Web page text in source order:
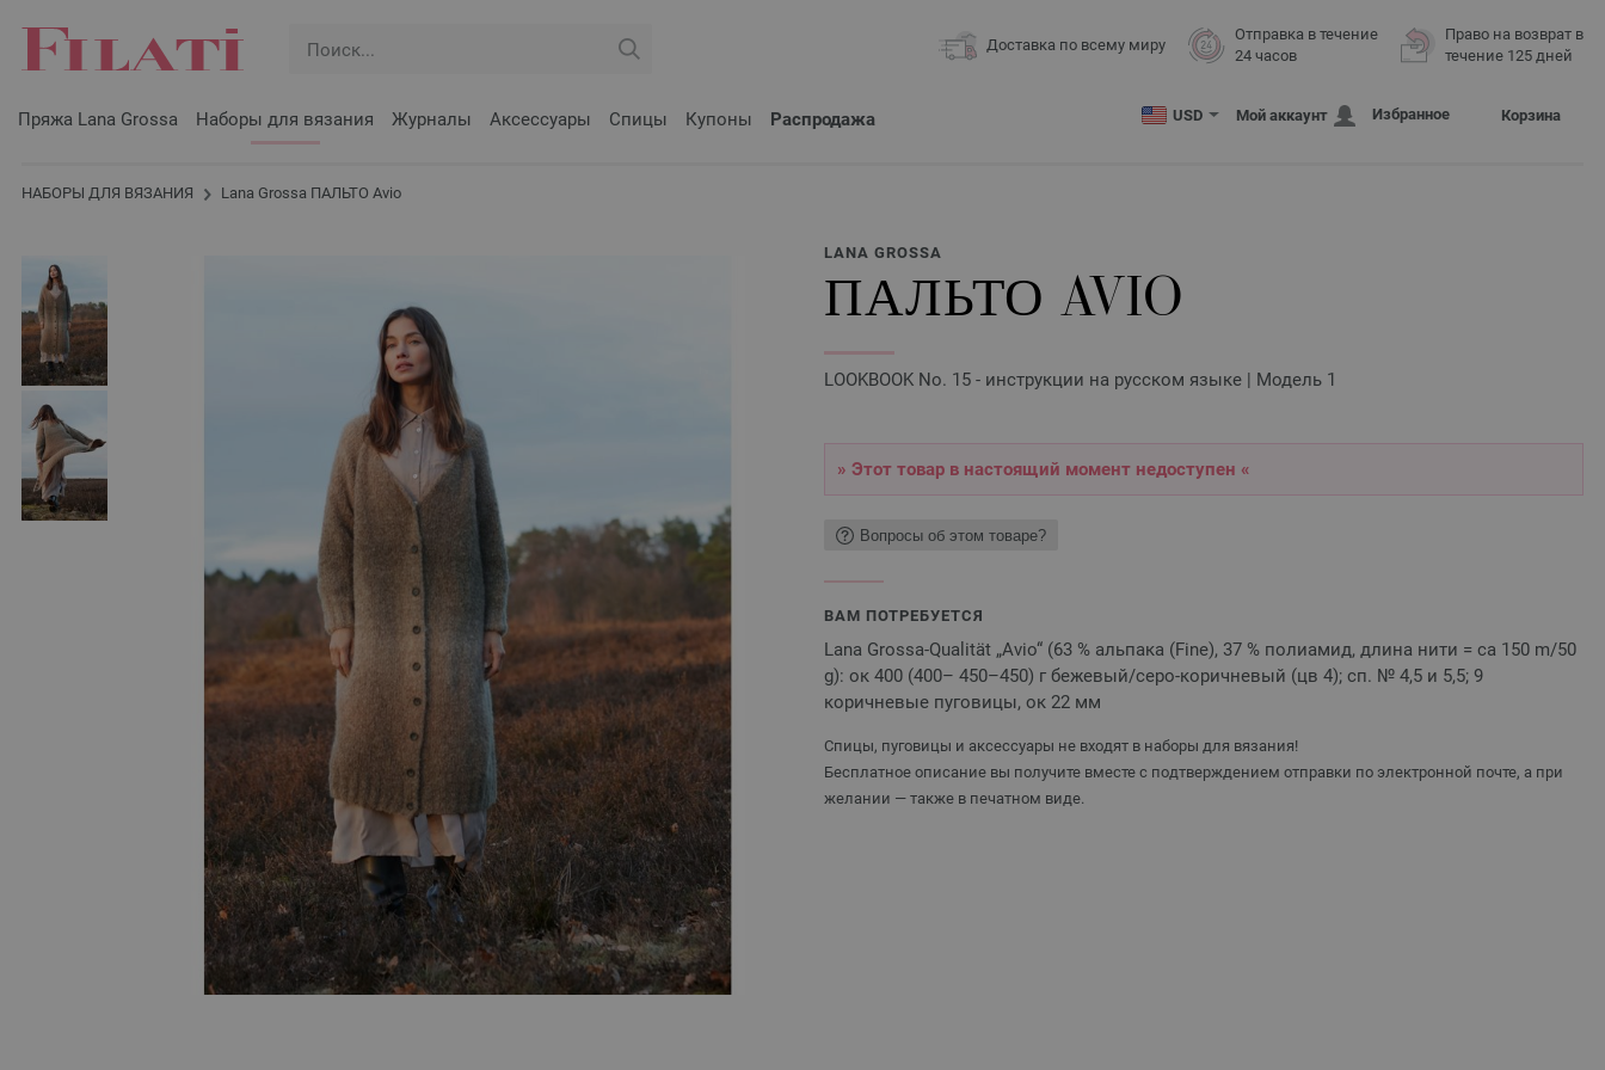
Доставка по всему миру
Отправка в течение
24 часов
Право на возврат в
течение 125 дней
Пряжа Lana Grossa Наборы для вязания Журналы Аксессуары Спицы Купоны Распродажа USD Мой аккаунт Избранное Корзина
НАБОРЫ ДЛЯ ВЯЗАНИЯ Lana Grossa ПАЛЬТО Avio
LANA GROSSA
ПАЛЬТО AVIO
LOOKBOOK No. 15 - инструкции на русском языке | Модель 1
» Этот товар в настоящий момент недоступен «
Вопросы об этом товаре?
ВАМ ПОТРЕБУЕТСЯ
Lana Grossa-Qualität „Avio“ (63 % альпака (Fine), 37 % полиамид, длина нити = ca 150 m/50
g): ок 400 (400– 450–450) г бежевый/серо-коричневый (цв 4); сп. № 4,5 и 5,5; 9
коричневые пуговицы, ок 22 мм
Спицы, пуговицы и аксессуары не входят в наборы для вязания!
Бесплатное описание вы получите вместе с подтверждением отправки по электронной почте, а при
желании — также в печатном виде.